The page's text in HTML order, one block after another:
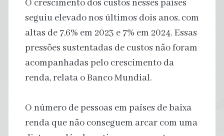
O crescimento dos custos nesses países
seguiu elevado nos últimos dois anos, com
altas de 7,6% em 2023 e 7% em 2024. Essas
pressões sustentadas de custos não foram
acompanhadas pelo crescimento da
renda, relata o Banco Mundial.
O número de pessoas em países de baixa
renda que não conseguem arcar com uma